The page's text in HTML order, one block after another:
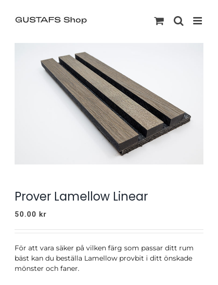
Prover Lamellow Linear
50.00 kr
För att vara säker på vilken färg som passar ditt rum
bäst kan du beställa Lamellow provbit i ditt önskade
mönster och faner.